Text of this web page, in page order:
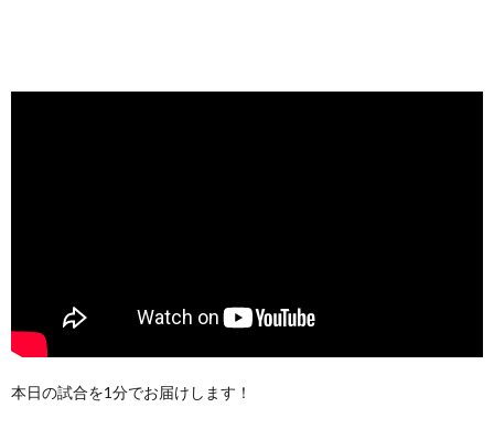
本日の試合を1分でお届けします！